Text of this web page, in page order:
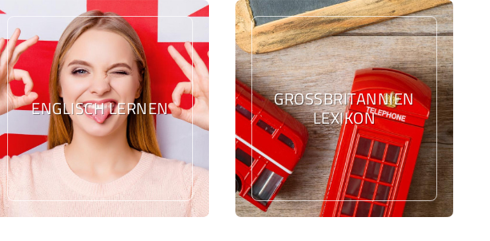
ENGLISCH LERNEN GROSSBRITANNIEN L
EXIKON